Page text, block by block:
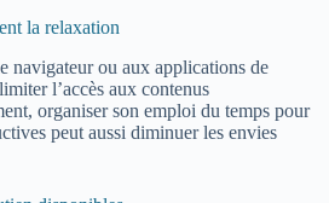
la relaxation
navigateur ou aux applications de
l’accès aux contenus
organiser son emploi du temps pour
peut aussi diminuer les envies